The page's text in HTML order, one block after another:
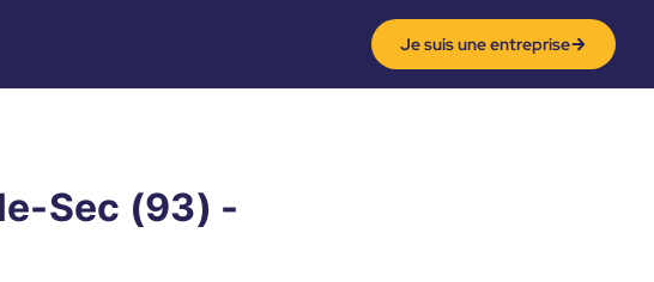
Je suis une entreprise
Sec (93) -